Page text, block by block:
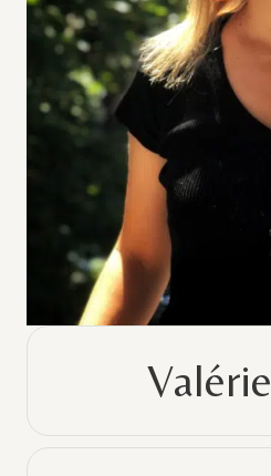
Valérie